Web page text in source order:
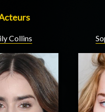
Collins